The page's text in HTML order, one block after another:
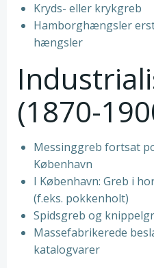
Kryds- eller krykgreb
Hamborghængsler
hængsler
(1870-
Messinggreb fortsat
København
I København: Greb i
(f.eks. pokkenholt)
Spidsgreb og
Massefabrikerede
katalogvarer